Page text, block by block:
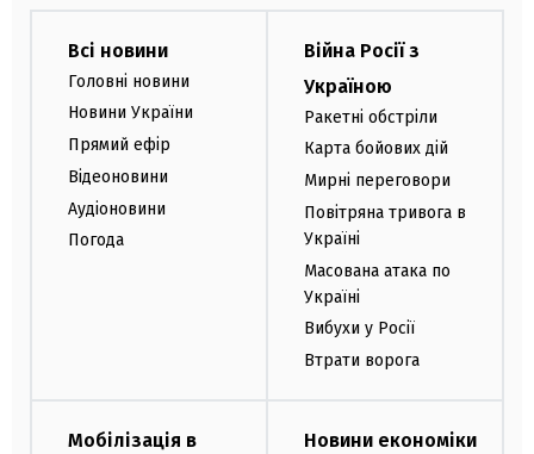
Всі новини
Головні новини
Новини України
Прямий ефір
Відеоновини
Аудіоновини
Погода
Війна Росії з
Україною
Ракетні обстріли
Карта бойових дій
Мирні переговори
Повітряна тривога в
Україні
Масована атака по
Україні
Вибухи у Росії
Втрати ворога
Мобілізація в
Новини економіки